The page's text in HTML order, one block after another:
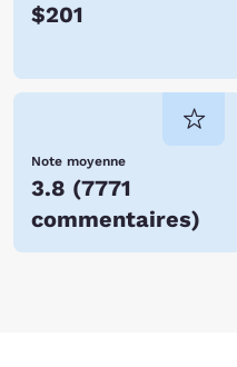
$201
Note moyenne
3.8 (7771
commentaires)